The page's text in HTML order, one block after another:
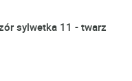
sylwetka 11 - twarz